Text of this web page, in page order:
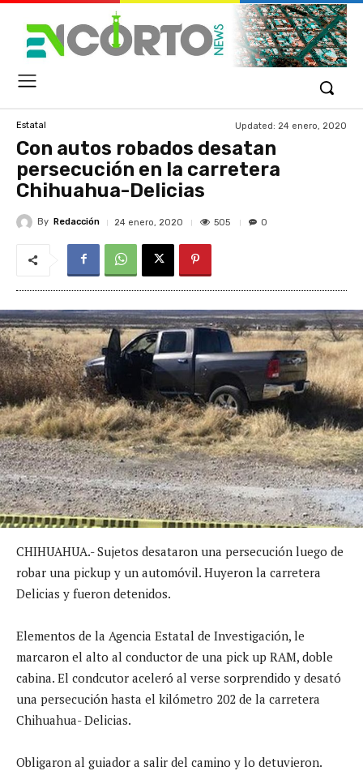
Estatal Updated: 24 enero, 2020
Con autos robados desatan
persecución en la carretera
Chihuahua-Delicias
By Redacción 24 enero, 2020 505 0
CHIHUAHUA.- Sujetos desataron una persecución luego de
robar una pickup y un automóvil. Huyeron la carretera
Delicias y fueron detenidos.
Elementos de la Agencia Estatal de Investigación, le
marcaron el alto al conductor de una pick up RAM, doble
cabina. El condcutor aceleró al verse sorprendido y desató
una persecución hasta el kilómetro 202 de la carretera
Chihuahua- Delicias.
Obligaron al guiador a salir del camino y lo detuvieron.